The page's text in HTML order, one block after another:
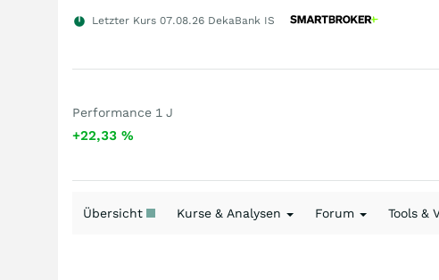
Letzter Kurs 07.08.26 DekaBank IS
Performance 1 J
+22,33 %
Übersicht Kurse & Analysen Forum Tools &